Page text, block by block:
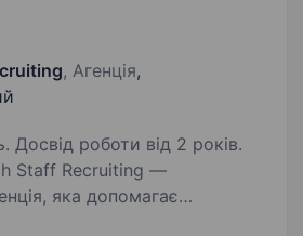
, Агенція,
Досвід роботи від 2 років.
яка допомагає